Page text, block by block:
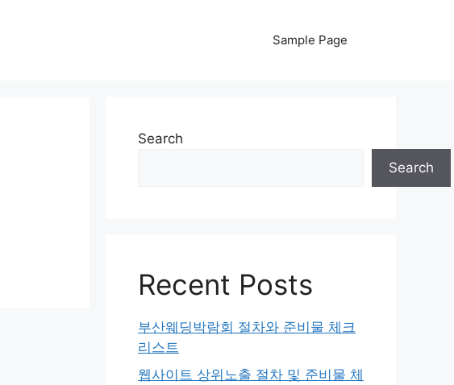
Sample Page
Search
Search
Recent Posts
부산웨딩박람회 절차와 준비물 체크
리스트
웹사이트 상위노출 절차 및 준비물 체